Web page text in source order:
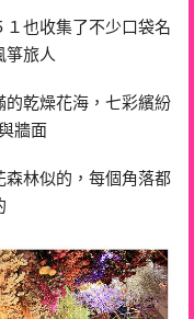
也收集了不少口袋名
箏旅人
乾燥花海，七彩繽紛
牆面
森林似的，每個角落都